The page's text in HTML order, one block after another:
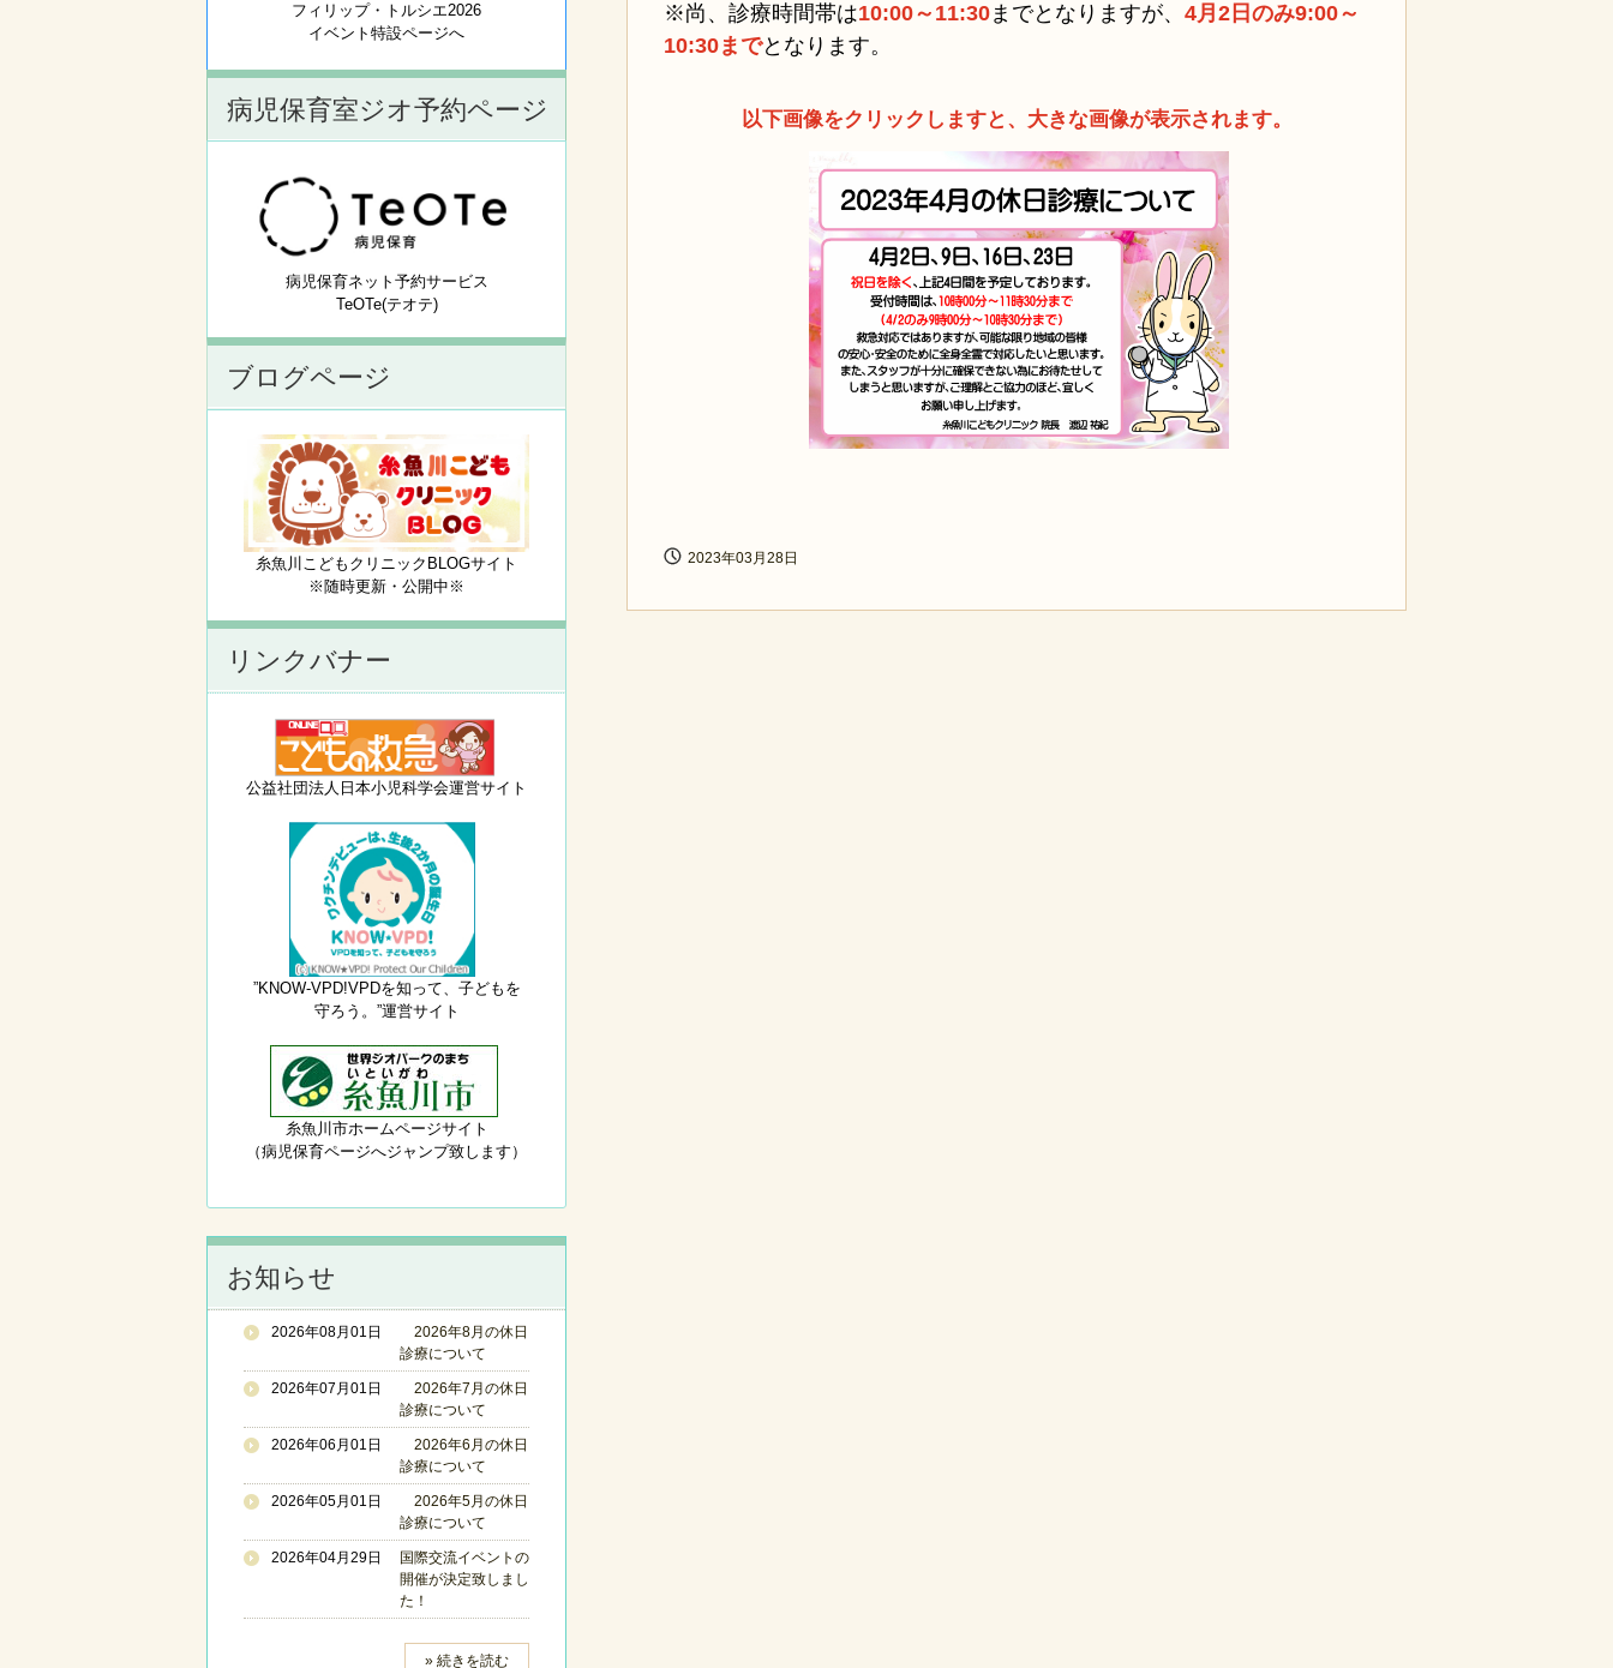
※尚、診療時間帯は10:00～11:30までとなりますが、 4月2日のみ9:00～
10:30までとなります。
以下画像をクリックしますと、大きな画像が表示されます。
2023年03月28日
フィリップ・トルシエ2026
イベント特設ページへ
病児保育室ジオ予約ページ
病児保育ネット予約サービス
TeOTe(テオテ)
ブログページ
糸魚川こどもクリニックBLOGサイト
※随時更新・公開中※
リンクバナー
公益社団法人日本小児科学会運営サイト
”KNOW-VPD!VPDを知って、子どもを
守ろう。”運営サイト
糸魚川市ホームページサイト
（病児保育ページへジャンプ致します）
お知らせ
2026年08月01日
2026年8月の休日
診療について
2026年07月01日
2026年7月の休日
診療について
2026年06月01日
2026年6月の休日
診療について
2026年05月01日
2026年5月の休日
診療について
2026年04月29日
国際交流イベントの
開催が決定致しまし
た！
» 続きを読む